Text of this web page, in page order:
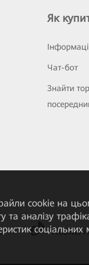
Як
Чат-бот
Знайти
Huawei
cookie на
та аналізу
соціальних